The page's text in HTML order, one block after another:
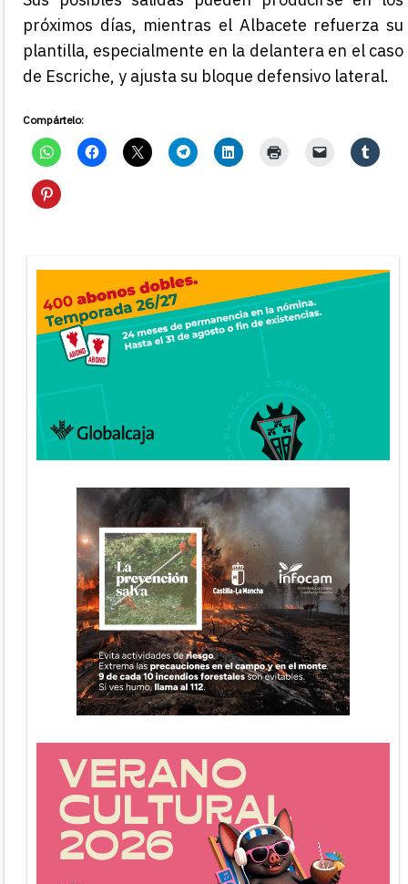
próximos días, mientras el Albacete refuerza su
plantilla, especialmente en la delantera en el caso
de Escriche, y ajusta su bloque defensivo lateral.
Compártelo: